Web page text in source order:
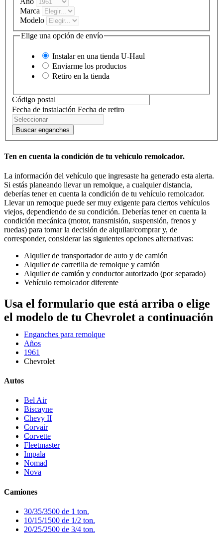
Marca
Modelo
Elige una opción de envío
Instalar en una tienda U-Haul
Enviarme los productos
Retiro en la tienda
Código postal
Fecha de instalación Fecha de retiro
Buscar enganches
Ten en cuenta la condición de tu vehículo remolcador.
La información del vehículo que ingresaste ha generado esta alerta.
Si estás planeando llevar un remolque, a cualquier distancia,
deberías tener en cuenta la condición de tu vehículo remolcador.
Llevar un remoque puede ser muy exigente para ciertos vehículos
viejos, dependiendo de su condición. Deberías tener en cuenta la
condición mecánica (motor, transmisión, suspensión, frenos y
ruedas) para tomar la decisión de alquilar/comprar y, de
corresponder, considerar las siguientes opciones alternativas:
Alquiler de transportador de auto y de camión
Alquiler de carretilla de remolque y camión
Alquiler de camión y conductor autorizado (por separado)
Vehículo remolcador diferente
Usa el formulario que está arriba o elige
el modelo de tu Chevrolet a continuación
Enganches para remolque
Años
1961
Chevrolet
Autos
Bel Air
Biscayne
Chevy II
Corvair
Corvette
Fleetmaster
Impala
Nomad
Nova
Camiones
30/35/3500 de 1 ton.
10/15/1500 de 1/2 ton.
20/25/2500 de 3/4 ton.